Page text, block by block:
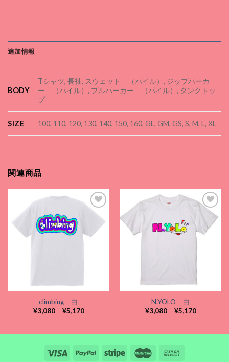
追加情報
BODY
Tシャツ, 長袖, スウェット （パイル）, ジップパーカ
ー （パイル）, プルパーカー （パイル）, タンクトッ
プ
SIZE 100, 110, 120, 130, 140, 150, 160, GL, GM, GS, S, M, L, XL
関連商品
Add to
wishlist
climbing 白
¥3,080 – ¥5,170価
–
Add to
wishlist
N.YOLO 白
¥3,080 – ¥5,170価
–